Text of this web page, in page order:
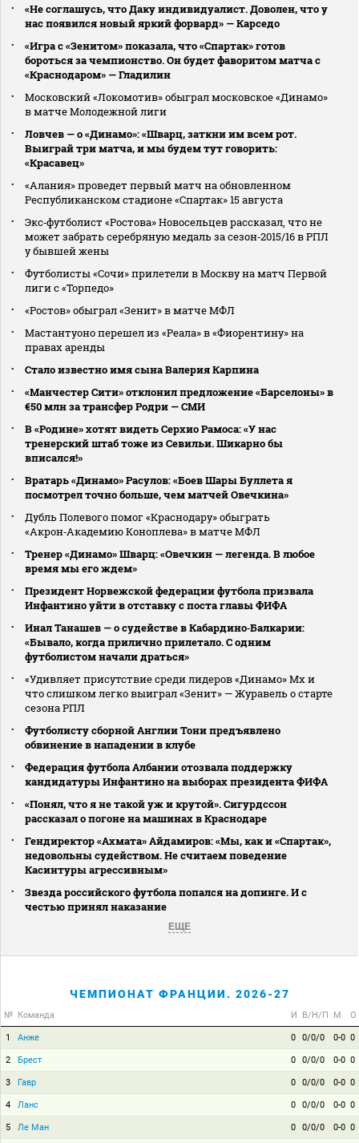
«Не соглашусь, что Даку индивидуалист. Доволен, что у
нас появился новый яркий форвард» — Карседо
«Игра с «Зенитом» показала, что «Спартак» готов
бороться за чемпионство. Он будет фаворитом матча с
«Краснодаром» — Гладилин
Московский «Локомотив» обыграл московское «Динамо»
в матче Молодежной лиги
Ловчев — о «Динамо»: «Шварц, заткни им всем рот.
Выиграй три матча, и мы будем тут говорить:
«Красавец»
«Алания» проведет первый матч на обновленном
Республиканском стадионе «Спартак» 15 августа
Экс‑футболист «Ростова» Новосельцев рассказал, что не
может забрать серебряную медаль за сезон‑2015/16 в РПЛ
у бывшей жены
Футболисты «Сочи» прилетели в Москву на матч Первой
лиги с «Торпедо»
«Ростов» обыграл «Зенит» в матче МФЛ
Мастантуоно перешел из «Реала» в «Фиорентину» на
правах аренды
Стало известно имя сына Валерия Карпина
«Манчестер Сити» отклонил предложение «Барселоны» в
€50 млн за трансфер Родри — СМИ
В «Родине» хотят видеть Серхио Рамоса: «У нас
тренерский штаб тоже из Севильи. Шикарно бы
вписался!»
Вратарь «Динамо» Расулов: «Боев Шары Буллета я
посмотрел точно больше, чем матчей Овечкина»
Дубль Полевого помог «Краснодару» обыграть
«Акрон‑Академию Коноплева» в матче МФЛ
Тренер «Динамо» Шварц: «Овечкин — легенда. В любое
время мы его ждем»
Президент Норвежской федерации футбола призвала
Инфантино уйти в отставку с поста главы ФИФА
Инал Танашев — о судействе в Кабардино‑Балкарии:
«Бывало, когда прилично прилетало. С одним
футболистом начали драться»
«Удивляет присутствие среди лидеров «Динамо» Мх и
что слишком легко выиграл «Зенит» — Журавель о старте
сезона РПЛ
Футболисту сборной Англии Тони предъявлено
обвинение в нападении в клубе
Федерация футбола Албании отозвала поддержку
кандидатуры Инфантино на выборах президента ФИФА
«Понял, что я не такой уж и крутой». Сигурдссон
рассказал о погоне на машинах в Краснодаре
Гендиректор «Ахмата» Айдамиров: «Мы, как и «Спартак»,
недовольны судейством. Не считаем поведение
Касинтуры агрессивным»
Звезда российского футбола попался на допинге. И с
честью принял наказание
ЕЩЕ
ЧЕМПИОНАТ ФРАНЦИИ. 2026-27
№ Команда И В/Н/П М О
1 Анже 0 0/0/0 0-0 0
2 Брест 0 0/0/0 0-0 0
3 Гавр 0 0/0/0 0-0 0
4 Ланс 0 0/0/0 0-0 0
5 Ле Ман 0 0/0/0 0-0 0